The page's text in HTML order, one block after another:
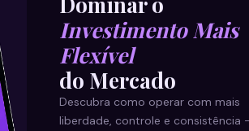
Investimento Mais
Flexível
do Mercado
Descubra como operar com mais
liberdade, controle e consistência